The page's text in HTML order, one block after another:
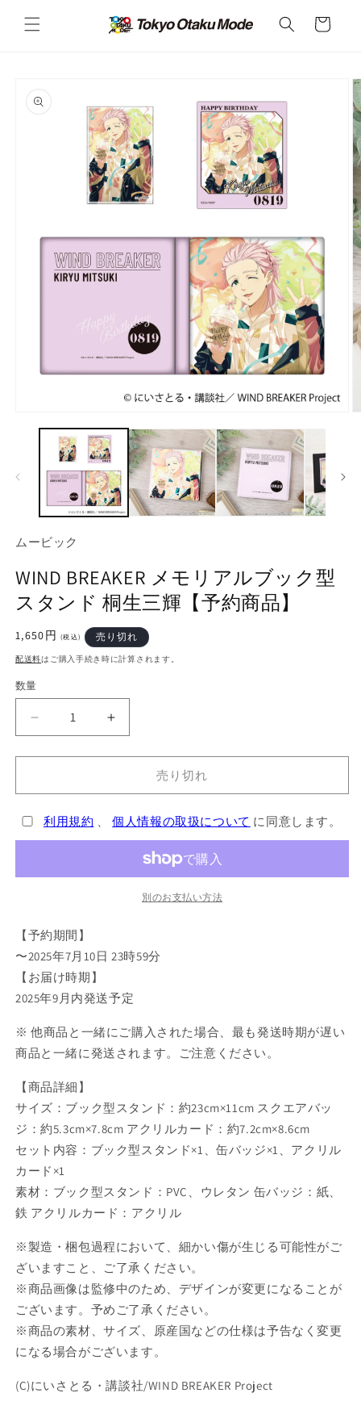
ンツに
進む
ー
報にス
キップ
で
(1)
開
ムービック
WIND BREAKER メモリアルブック型
スタンド 桐生三輝【予約商品】
通
常
格
1,650円(税込) 売り切れ
配送料はご購入手続き時に計算されます。
数量
WIND
BREAKER
メ
リ
ア
ル
ッ
ス
タ
ン
ド
生
三
【予
約
商
品】
の
数
量
減
ら
す
WIND
BREAKER
メ
リ
ア
ル
ッ
タ
ド
生
三
約
商
品】
数
量
増
や
す
売り切れ
利用規約 、個人情報の取扱について に同意します。
別のお支払い方法
【予約期間】
〜2025年7月10日 23時59分
【お届け時期】
2025年9月内発送予定
※ 他商品と一緒にご購入された場合、最も発送時期が遅い
商品と一緒に発送されます。ご注意ください。
【商品詳細】
サイズ：ブック型スタンド：約23cm×11cm スクエアバッ
ジ：約5.3cm×7.8cm アクリルカード：約7.2cm×8.6cm
セット内容：ブック型スタンド×1、缶バッジ×1、アクリル
カード×1
素材：ブック型スタンド：PVC、ウレタン 缶バッジ：紙、
鉄 アクリルカード：アクリル
※製造・梱包過程において、細かい傷が生じる可能性がご
ざいますこと、ご了承ください。
※商品画像は監修中のため、デザインが変更になることが
ございます。予めご了承ください。
※商品の素材、サイズ、原産国などの仕様は予告なく変更
になる場合がございます。
(C)にいさとる・講談社/WIND BREAKER Project